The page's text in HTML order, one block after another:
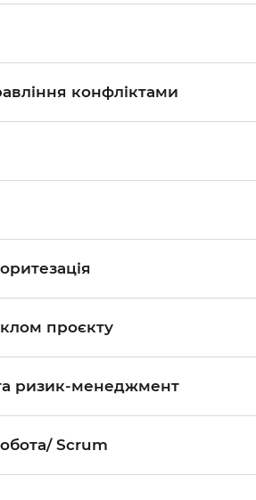
конфліктами
проєкту
ризик-менеджмент
Scrum